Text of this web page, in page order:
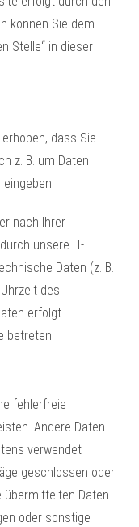
können Sie dem
Stelle“ in dieser
dass Sie
z. B. um Daten
nach Ihrer
unsere IT-
Daten (z. B.
des
erfolgt
betreten.
fehlerfreie
Andere Daten
verwendet
geschlossen oder
übermittelten Daten
oder sonstige